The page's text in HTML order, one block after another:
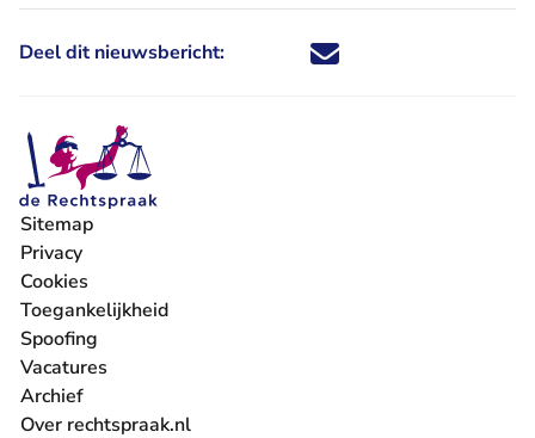
Deel dit nieuwsbericht: Deel dit nieuwsbericht via X -
Deel dit nieuwsbericht via
Deel dit nieuwsbericht
Deel dit
Sitemap
Privacy
Cookies
Toegankelijkheid
Spoofing
Vacatures
- U verlaat Rechtspraak.nl
Archief
Over rechtspraak.nl